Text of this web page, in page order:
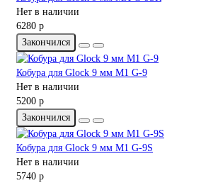
Нет в наличии
6280 р
Закончился
Кобура для Glock 9 мм M1 G-9
Нет в наличии
5200 р
Закончился
Кобура для Glock 9 мм M1 G-9S
Нет в наличии
5740 р